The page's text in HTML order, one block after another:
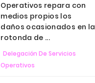
Operativos repara con
medios propios los
daños ocasionados en la
rotonda de ...
Delegación De Servicios
Operativos